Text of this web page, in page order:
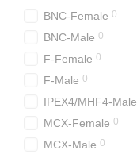
BNC-Female 0
BNC-Male 0
F-Female 0
F-Male 0
IPEX4/MHF4-Male
MCX-Female 0
MCX-Male 0